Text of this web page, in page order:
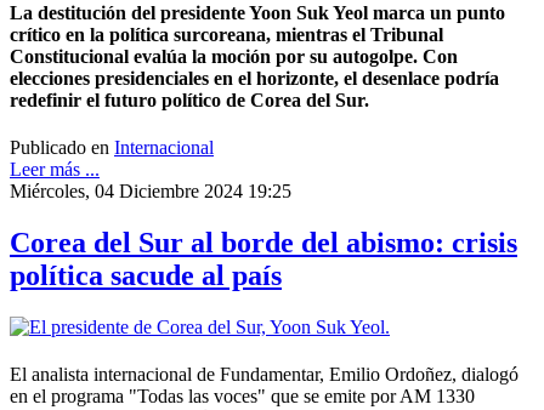
La destitución del presidente Yoon Suk Yeol marca un punto
crítico en la política surcoreana, mientras el Tribunal
Constitucional evalúa la moción por su autogolpe. Con
elecciones presidenciales en el horizonte, el desenlace podría
redefinir el futuro político de Corea del Sur.
Publicado en Internacional
Leer más ...
Miércoles, 04 Diciembre 2024 19:25
Corea del Sur al borde del abismo: crisis
política sacude al país
El analista internacional de Fundamentar, Emilio Ordoñez, dialogó
en el programa "Todas las voces" que se emite por AM 1330